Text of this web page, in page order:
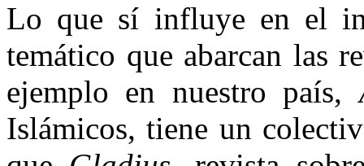
Lo que sí influye en el
temático que abarcan las
ejemplo en nuestro país,
Islámicos, tiene un